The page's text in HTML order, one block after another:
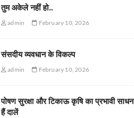
तुम अकेले नहीं हो..
admin February 10, 2026
संसदीय व्यवधान के विकल्प
admin February 10, 2026
पोषण सुरक्षा और टिकाऊ कृषि का प्रभावी साधन
हैं दालें